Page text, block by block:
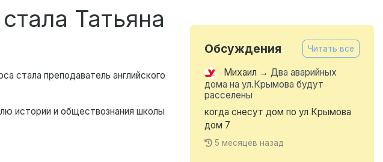
Татьяна
стала преподаватель английского
истории и обществознания школы
Обсуждения Читать все
Михаил → Два аварийных
дома на ул.Крымова будут
расселены
когда снесут дом по ул Крымова
дом 7
5 месяцев назад